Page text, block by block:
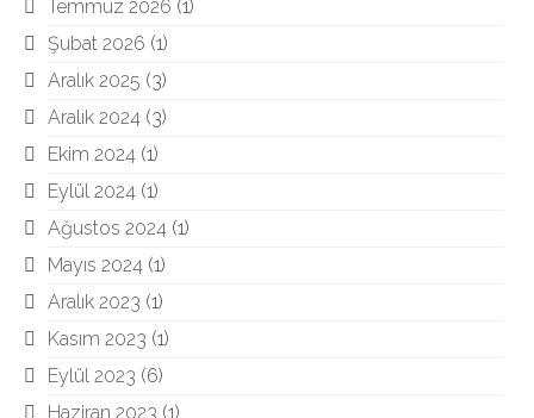
Temmuz 2026 (1)
Şubat 2026 (1)
Aralık 2025 (3)
Aralık 2024 (3)
Ekim 2024 (1)
Eylül 2024 (1)
Ağustos 2024 (1)
Mayıs 2024 (1)
Aralık 2023 (1)
Kasım 2023 (1)
Eylül 2023 (6)
Haziran 2023 (1)